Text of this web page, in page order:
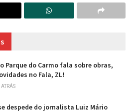
Parque do Carmo fala sobre obras,
no Fala, ZL!
despede do jornalista Luiz Mário